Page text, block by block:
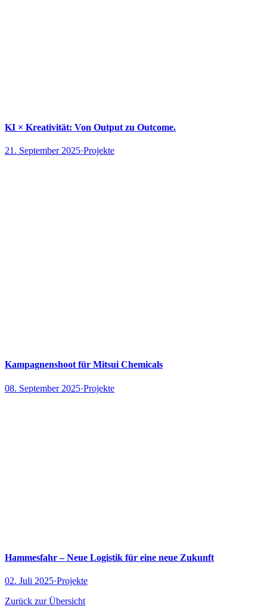
KI × Kreativität: Von Output zu Outcome.
21. September 2025·Projekte
Kampagnenshoot für Mitsui Chemicals
08. September 2025·Projekte
Hammesfahr – Neue Logistik für eine neue Zukunft
02. Juli 2025·Projekte
Zurück zur Übersicht